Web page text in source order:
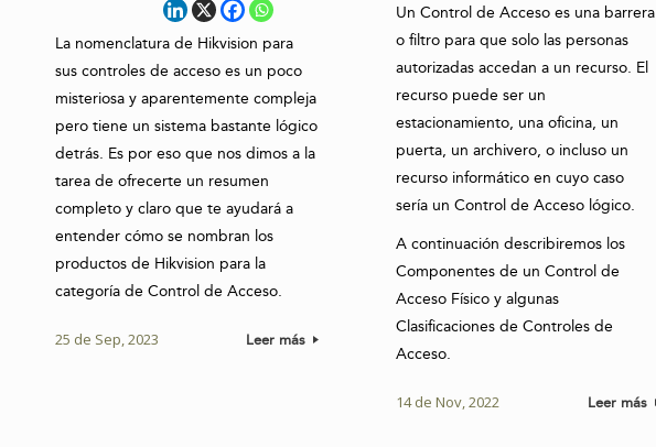
La nomenclatura de Hikvision para
sus controles de acceso es un poco
misteriosa y aparentemente compleja
pero tiene un sistema bastante lógico
detrás. Es por eso que nos dimos a la
tarea de ofrecerte un resumen
completo y claro que te ayudará a
entender cómo se nombran los
productos de Hikvision para la
categoría de Control de Acceso.
25 de Sep, 2023 Leer más
Un Control de Acceso es una barrera
o filtro para que solo las personas
autorizadas accedan a un recurso. El
recurso puede ser un
estacionamiento, una oficina, un
puerta, un archivero, o incluso un
recurso informático en cuyo caso
sería un Control de Acceso lógico.
A continuación describiremos los
Componentes de un Control de
Acceso Físico y algunas
Clasificaciones de Controles de
Acceso.
14 de Nov, 2022 Leer más